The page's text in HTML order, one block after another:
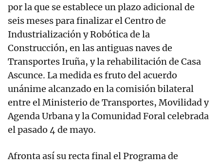
por la que se establece un plazo adicional de
seis meses para finalizar el Centro de
Industrialización y Robótica de la
Construcción, en las antiguas naves de
Transportes Iruña, y la rehabilitación de Casa
Ascunce. La medida es fruto del acuerdo
unánime alcanzado en la comisión bilateral
entre el Ministerio de Transportes, Movilidad y
Agenda Urbana y la Comunidad Foral celebrada
el pasado 4 de mayo.
Afronta así su recta final el Programa de